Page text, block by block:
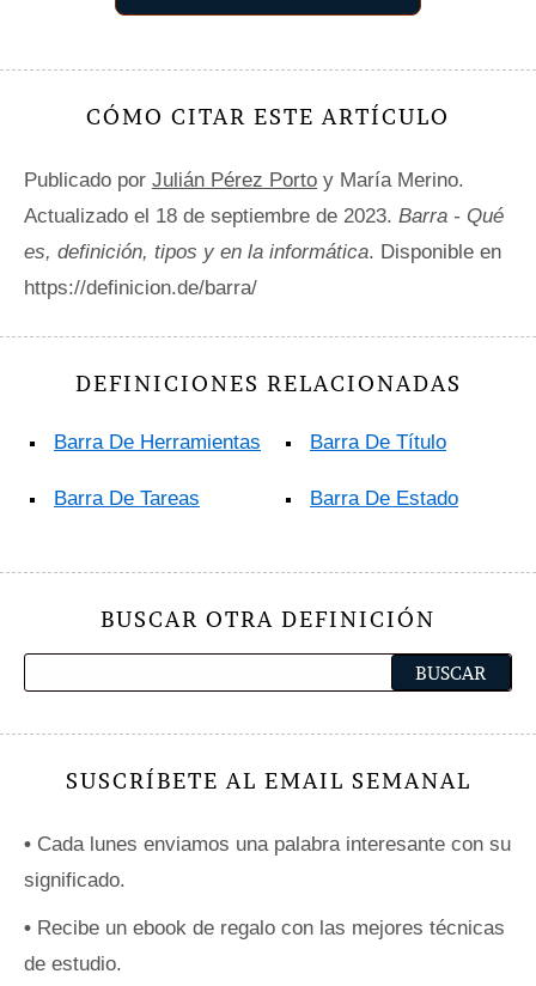
CÓMO CITAR ESTE ARTÍCULO
Publicado por Julián Pérez Porto y María Merino.
Actualizado el 18 de septiembre de 2023. Barra - Qué
es, definición, tipos y en la informática. Disponible en
https://definicion.de/barra/
DEFINICIONES RELACIONADAS
Barra De Herramientas
Barra De Tareas
Barra De Título
Barra De Estado
BUSCAR OTRA DEFINICIÓN
SUSCRÍBETE AL EMAIL SEMANAL
• Cada lunes enviamos una palabra interesante con su
significado.
• Recibe un ebook de regalo con las mejores técnicas
de estudio.